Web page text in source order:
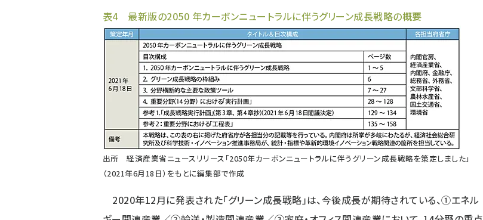
表4 最新版の2050 年カーボンニュートラルに伴うグリーン成長戦略の概要
出所経済産業省ニュースリリース「2050年カーボンニュートラルに伴うグリーン成長戦略を策定しました」
（2021年6月18日） をもとに編集部で作成
2020年12月に発表された「グリーン成長戦略」は、今後成長が期待されている、①エネル